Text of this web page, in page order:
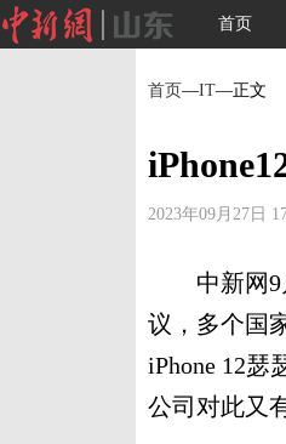
首页
首页—IT—正文
2023年09月27日
中新网9月
议，多个国
iPhone 12瑟
公司对此又